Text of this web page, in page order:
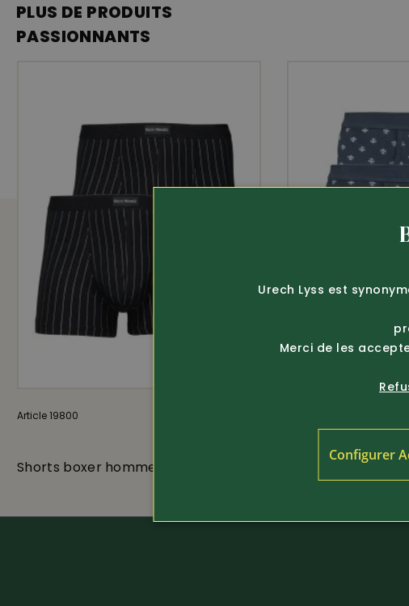
PLUS DE PRODUITS
PASSIONNANTS
Article 19800
Shorts boxer hommes en lot de 2 Slip homme
Urech Lyss est
Merci de les
Configurer